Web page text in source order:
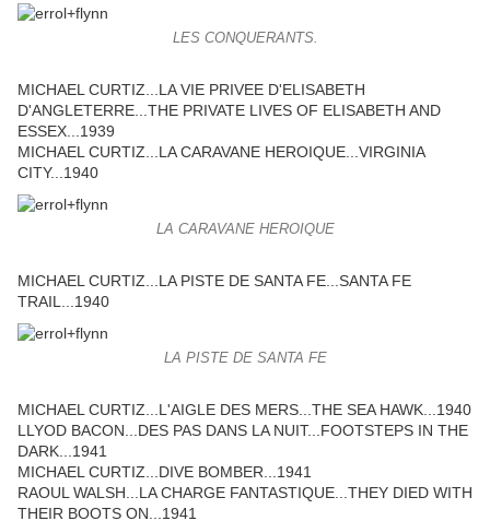
LES CONQUERANTS.
MICHAEL CURTIZ...LA VIE PRIVEE D'ELISABETH
D'ANGLETERRE...THE PRIVATE LIVES OF ELISABETH AND
ESSEX...1939
MICHAEL CURTIZ...LA CARAVANE HEROIQUE...VIRGINIA
CITY...1940
LA CARAVANE HEROIQUE
MICHAEL CURTIZ...LA PISTE DE SANTA FE...SANTA FE
TRAIL...1940
LA PISTE DE SANTA FE
MICHAEL CURTIZ...L'AIGLE DES MERS...THE SEA HAWK...1940
LLYOD BACON...DES PAS DANS LA NUIT...FOOTSTEPS IN THE
DARK...1941
MICHAEL CURTIZ...DIVE BOMBER...1941
RAOUL WALSH...LA CHARGE FANTASTIQUE...THEY DIED WITH
THEIR BOOTS ON...1941